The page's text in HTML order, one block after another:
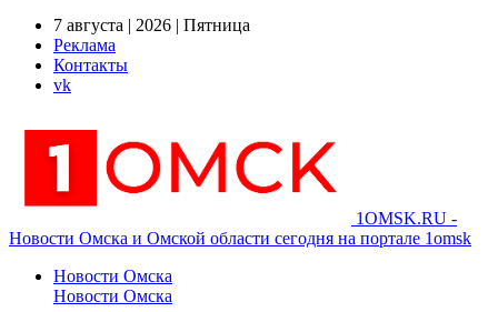
7 августа | 2026 | Пятница
Реклама
Контакты
vk
1OMSK.RU -
Новости Омска и Омской области сегодня на портале 1omsk
Новости Омска
Новости Омска